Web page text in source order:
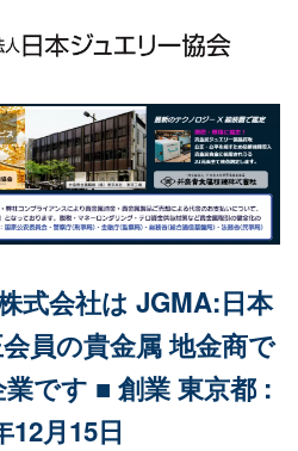
式会社は JGMA:日本
員の貴金属 地金商で
です ■ 創業 東京都 :
12月15日